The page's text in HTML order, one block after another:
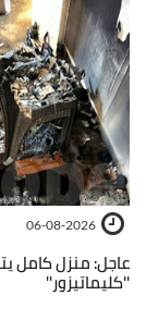
06-08-2026
عاجل: منزل كامل
''كليماتيزور''